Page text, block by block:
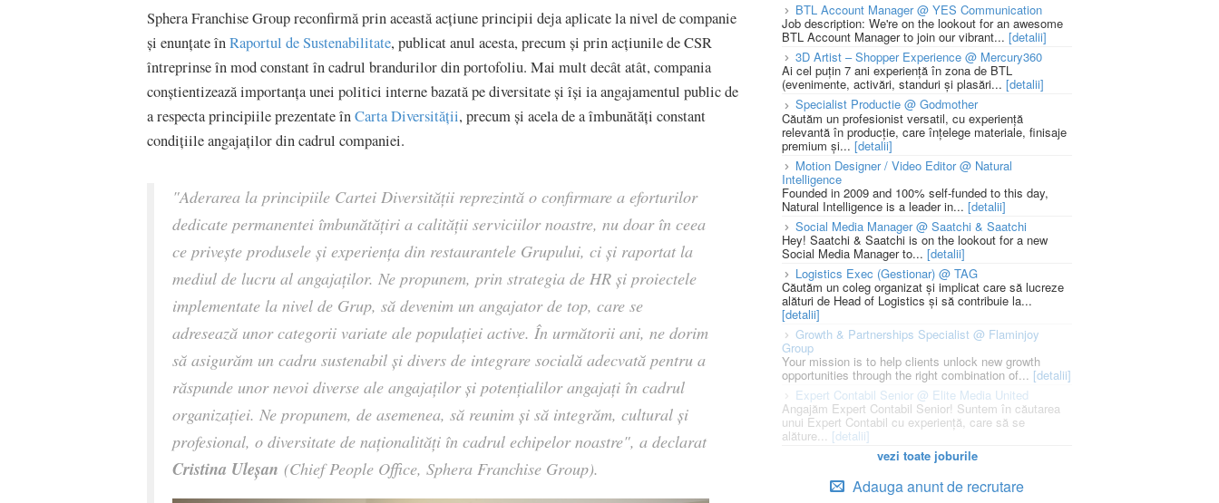
Sphera Franchise Group reconfirmă prin această acțiune principii deja aplicate la nivel de companie
și enunțate înRaportul de Sustenabilitate, publicat anul acesta, precum și prin acțiunile de CSR
întreprinse în mod constant în cadrul brandurilor din portofoliu. Mai mult decât atât, compania
conștientizează importanța unei politici interne bazată pe diversitate și își ia angajamentul public de
a respecta principiile prezentate înCarta Diversității, precum și acela de a îmbunătăți constant
condițiile angajaților din cadrul companiei.
"Aderarea la principiile Cartei Diversității reprezintă o confirmare a eforturilor
dedicate permanentei îmbunătățiri a calității serviciilor noastre, nu doar în ceea
ce privește produsele și experiența din restaurantele Grupului, ci și raportat la
mediul de lucru al angajaților. Ne propunem, prin strategia de HR și proiectele
implementate la nivel de Grup, să devenim un angajator de top, care se
adresează unor categorii variate ale populației active. În următorii ani, ne dorim
să asigurăm un cadru sustenabil și divers de integrare socială adecvată pentru a
răspunde unor nevoi diverse ale angajaților și potențialilor angajați în cadrul
organizației. Ne propunem, de asemenea, să reunim și să integrăm, cultural și
profesional, o diversitate de naționalități în cadrul echipelor noastre", a declarat
Cristina Uleșan (Chief People Office, Sphera Franchise Group).
BTL Account Manager @ YES Communication
Job description: We're on the lookout for an awesome
BTL Account Manager to join our vibrant... [detalii]
3D Artist – Shopper Experience @ Mercury360
Ai cel puțin 7 ani experiență în zona de BTL
(evenimente, activări, standuri și plasări... [detalii]
Specialist Productie @ Godmother
Căutăm un profesionist versatil, cu experiență
relevantă în producție, care înțelege materiale, finisaje
premium și... [detalii]
Motion Designer / Video Editor @ Natural
Intelligence
Founded in 2009 and 100% self-funded to this day,
Natural Intelligence is a leader in... [detalii]
Social Media Manager @ Saatchi & Saatchi
Hey! Saatchi & Saatchi is on the lookout for a new
Social Media Manager to... [detalii]
Logistics Exec (Gestionar) @ TAG
Căutăm un coleg organizat și implicat care să lucreze
alături de Head of Logistics și să contribuie la...
[detalii]
Growth & Partnerships Specialist @ Flaminjoy
Group
Your mission is to help clients unlock new growth
opportunities through the right combination of... [detalii]
Expert Contabil Senior @ Elite Media United
Angajăm Expert Contabil Senior! Suntem în căutarea
unui Expert Contabil cu experiență, care să se
alăture... [detalii]
vezi toate joburile
Adauga anunt de recrutare